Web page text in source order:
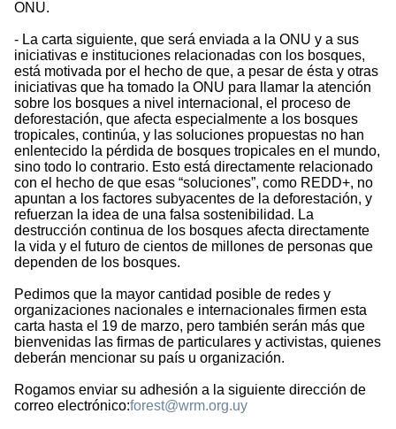
ONU.
- La carta siguiente, que será enviada a la ONU y a sus
iniciativas e instituciones relacionadas con los bosques,
está motivada por el hecho de que, a pesar de ésta y otras
iniciativas que ha tomado la ONU para llamar la atención
sobre los bosques a nivel internacional, el proceso de
deforestación, que afecta especialmente a los bosques
tropicales, continúa, y las soluciones propuestas no han
enlentecido la pérdida de bosques tropicales en el mundo,
sino todo lo contrario. Esto está directamente relacionado
con el hecho de que esas “soluciones”, como REDD+, no
apuntan a los factores subyacentes de la deforestación, y
refuerzan la idea de una falsa sostenibilidad. La
destrucción continua de los bosques afecta directamente
la vida y el futuro de cientos de millones de personas que
dependen de los bosques.
Pedimos que la mayor cantidad posible de redes y
organizaciones nacionales e internacionales firmen esta
carta hasta el 19 de marzo, pero también serán más que
bienvenidas las firmas de particulares y activistas, quienes
deberán mencionar su país u organización.
Rogamos enviar su adhesión a la siguiente dirección de
correo electrónico:forest@wrm.org.uy